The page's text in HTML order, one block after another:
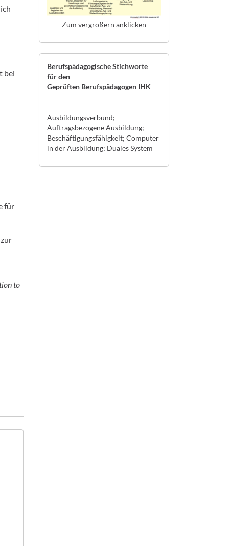
bei
für
to
Zum vergrößern anklicken
Berufspädagogische Stichworte
für den
Geprüften Berufspädagogen IHK
Ausbildungsverbund;
Auftragsbezogene Ausbildung;
Beschäftigungsfähigkeit; Computer
in der Ausbildung; Duales System